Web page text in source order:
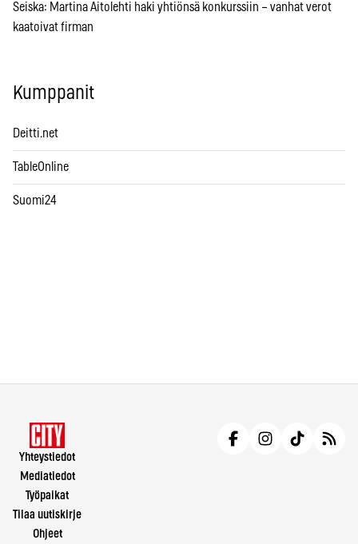
Seiska: Martina Aitolehti haki yhtiönsä konkurssiin – vanhat verot
kaatoivat firman
Kumppanit
Deitti.net
TableOnline
Suomi24
Yhteystiedot
Mediatiedot
Työpaikat
Tilaa uutiskirje
Ohjeet